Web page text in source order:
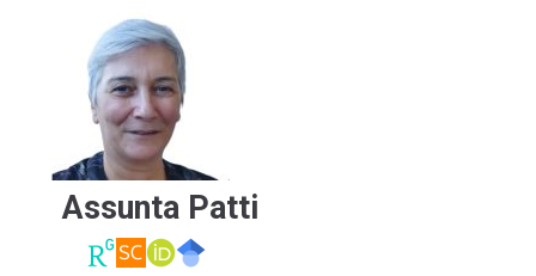
Assunta Patti